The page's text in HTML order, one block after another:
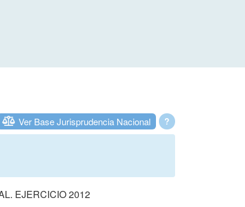
?
Ver Base Jurisprudencia Nacional
EJERCICIO 2012